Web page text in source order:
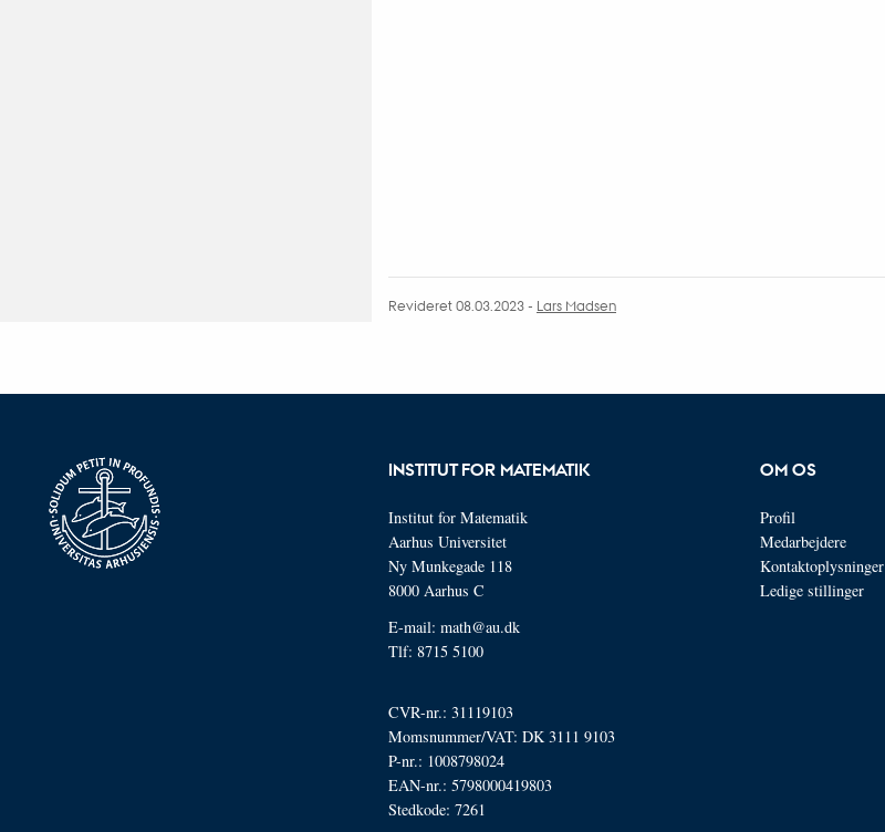
Revideret 08.03.2023- Lars Madsen
INSTITUT FOR MATEMATIK
Institut for Matematik
Aarhus Universitet
Ny Munkegade 118
8000 Aarhus C
E-mail: math@au.dk
Tlf: 8715 5100
CVR-nr.: 31119103
Momsnummer/VAT: DK 3111 9103
P-nr.: 1008798024
EAN-nr.: 5798000419803
Stedkode: 7261
OM OS
Profil
Medarbejdere
Kontaktoplysninger
Ledige stillinger